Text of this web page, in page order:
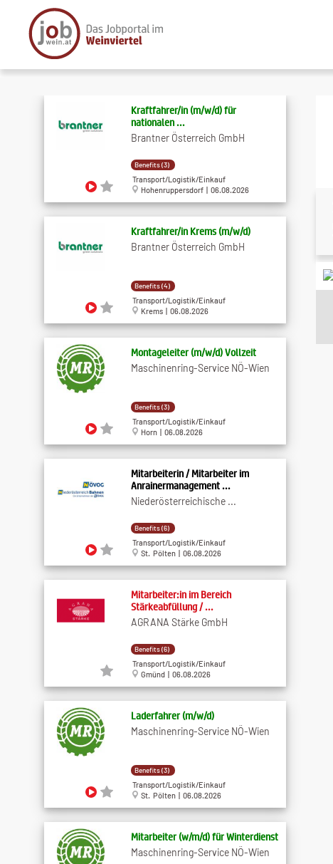
Kraftfahrer/in (m/w/d) für
nationalen ...
Brantner Österreich GmbH
Benefits (3)
Transport/Logistik/Einkauf
Hohenruppersdorf | 06.08.2026
Kraftfahrer/in Krems (m/w/d)
Brantner Österreich GmbH
Benefits (4)
Transport/Logistik/Einkauf
Krems | 06.08.2026
Montageleiter (m​/w​/d) Vollzeit
Maschinenring-Service NÖ-Wien
Benefits (3)
Transport/Logistik/Einkauf
Horn | 06.08.2026
Mitarbeiterin / Mitarbeiter im
Anrainermanagement ...
Niederösterreichische ...
Benefits (6)
Transport/Logistik/Einkauf
St. Pölten | 06.08.2026
Mitarbeiter:in im Bereich
Stärkeabfüllung / ...
AGRANA Stärke GmbH
Benefits (6)
Transport/Logistik/Einkauf
Gmünd | 06.08.2026
Laderfahrer (m​/w​/d)
Maschinenring-Service NÖ-Wien
Benefits (3)
Transport/Logistik/Einkauf
St. Pölten | 06.08.2026
Mitarbeiter (w​/m​/d) für Winterdienst
Maschinenring-Service NÖ-Wien